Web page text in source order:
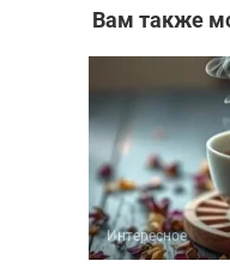
Вам также
Интересное